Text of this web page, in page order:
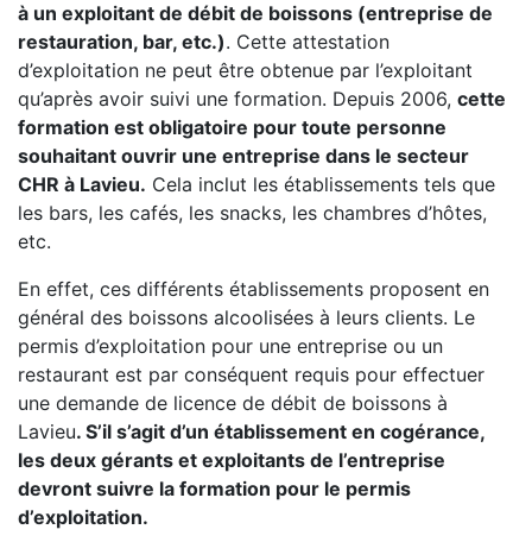
à un exploitant de débit de boissons (entreprise de
restauration, bar, etc.). Cette attestation
d’exploitation ne peut être obtenue par l’exploitant
qu’après avoir suivi une formation. Depuis 2006, cette
formation est obligatoire pour toute personne
souhaitant ouvrir une entreprise dans le secteur
CHR à Lavieu. Cela inclut les établissements tels que
les bars, les cafés, les snacks, les chambres d’hôtes,
etc.
En effet, ces différents établissements proposent en
général des boissons alcoolisées à leurs clients. Le
permis d’exploitation pour une entreprise ou un
restaurant est par conséquent requis pour effectuer
une demande de licence de débit de boissons à
Lavieu. S’il s’agit d’un établissement en cogérance,
les deux gérants et exploitants de l’entreprise
devront suivre la formation pour le permis
d’exploitation.